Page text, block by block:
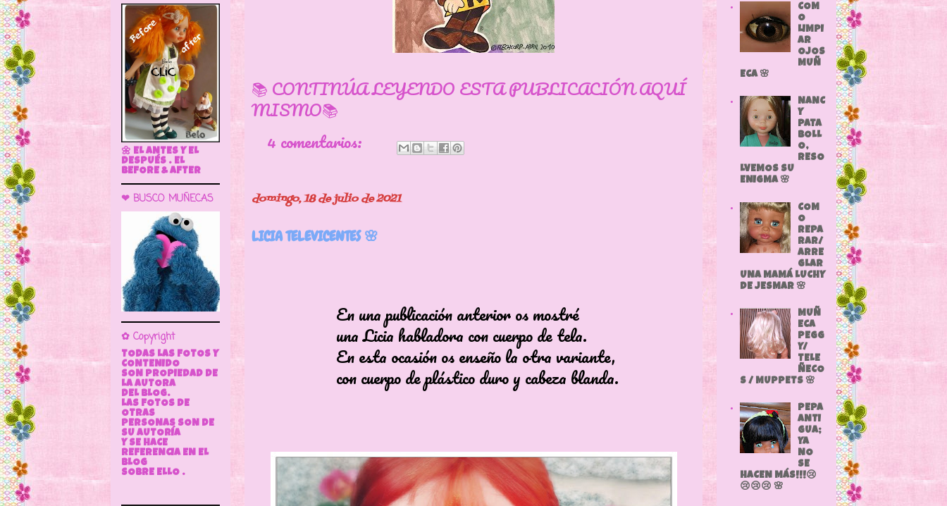
📚 CONTINÚA LEYENDO ESTA PUBLICACIÓN AQUÍ
MISMO📚
4 comentarios:
domingo, 18 de julio de 2021
LICIA TELEVICENTES 🌸
En una publicación anterior os mostré
una Licia habladora con cuerpo de tela.
En esta ocasión os enseño la otra variante,
con cuerpo de plástico duro y cabeza blanda.
🌼 EL ANTES Y EL
DESPUÉS . EL
BEFORE & AFTER
❤ BUSCO MUÑECAS
✿ Copyright
TODAS LAS FOTOS Y
CONTENIDO
SON PROPIEDAD DE
LA AUTORA
DEL BLOG.
LAS FOTOS DE
OTRAS
PERSONAS SON DE
SU AUTORÍA
Y SE HACE
REFERENCIA EN EL
BLOG
SOBRE ELLO .
COM
O
LIMPI
AR
OJOS
MUÑ
ECA 🌸
NANC
Y
PATA
BOLL
O,
RESO
LVEMOS SU
ENIGMA 🌸
COM
O
REPA
RAR/
ARRE
GLAR
UNA MAMÁ LUCHY
DE JESMAR 🌸
MUÑ
ECA
PEGG
Y/
TELE
ÑECO
S / MUPPETS 🌸
PEPA
ANTI
GUA;
YA
NO
SE
HACEN MÁS!!!😢
😢😢😢 🌸